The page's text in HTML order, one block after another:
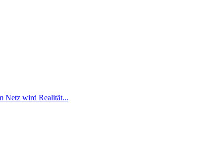
Netz wird Realität...